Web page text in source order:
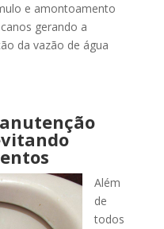
e amontoamento
gerando a
da vazão de água
Além
de
todos